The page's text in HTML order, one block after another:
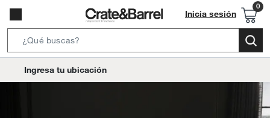
Inicia sesión
Bar
location-
icon
Ingresa tu ubicación